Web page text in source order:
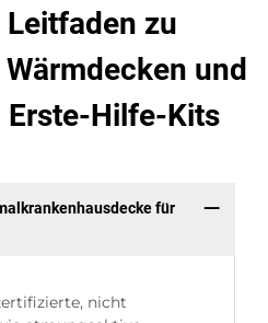
zu
und
Hilfe-Kits
für
nicht